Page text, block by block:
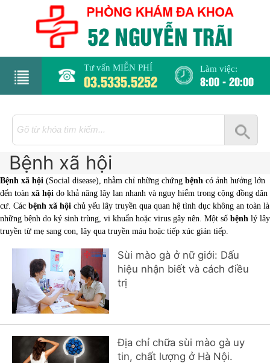
Tư vấn MIỄN PHÍ
03.5335.5252
Làm việc:
8:00 - 20:00
Bệnh xã hội
Bệnh xã hội (Social disease), nhằm chỉ những chứng bệnh có ảnh hưởng lớn
đến toàn xã hội do khả năng lây lan nhanh và nguy hiểm trong cộng đồng dân
cư. Các bệnh xã hội chủ yếu lây truyền qua quan hệ tình dục không an toàn là
những bệnh do ký sinh trùng, vi khuẩn hoặc virus gây nên. Một số bệnh lý lây
truyền từ mẹ sang con, lây qua truyền máu hoặc tiếp xúc gián tiếp.
Sùi mào gà ở nữ giới: Dấu
hiệu nhận biết và cách điều
trị
Địa chỉ chữa sùi mào gà uy
tin, chất lượng ở Hà Nội.